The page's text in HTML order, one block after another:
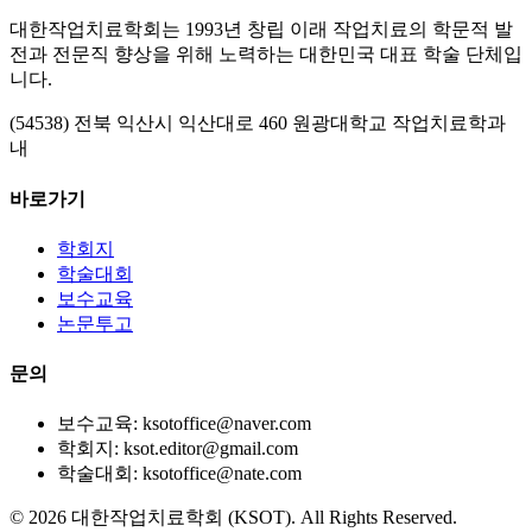
대한작업치료학회는 1993년 창립 이래 작업치료의 학문적 발
전과 전문직 향상을 위해 노력하는 대한민국 대표 학술 단체입
니다.
(54538) 전북 익산시 익산대로 460 원광대학교 작업치료학과
내
바로가기
학회지
학술대회
보수교육
논문투고
문의
보수교육: ksotoffice@naver.com
학회지: ksot.editor@gmail.com
학술대회: ksotoffice@nate.com
© 2026 대한작업치료학회 (KSOT). All Rights Reserved.